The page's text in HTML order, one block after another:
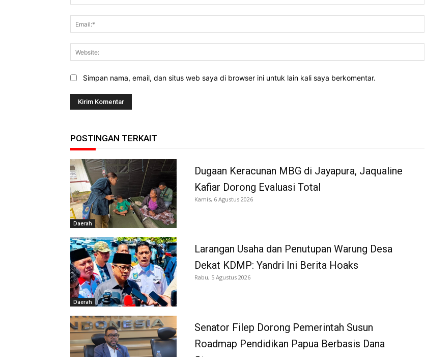
Simpan nama, email, dan situs web saya di browser ini untuk lain kali saya berkomentar.
POSTINGAN TERKAIT
Daerah
Dugaan Keracunan MBG di Jayapura, Jaqualine
Kafiar Dorong Evaluasi Total
Kamis, 6 Agustus 2026
Daerah
Larangan Usaha dan Penutupan Warung Desa
Dekat KDMP: Yandri Ini Berita Hoaks
Rabu, 5 Agustus 2026
Senator Filep Dorong Pemerintah Susun
Roadmap Pendidikan Papua Berbasis Dana